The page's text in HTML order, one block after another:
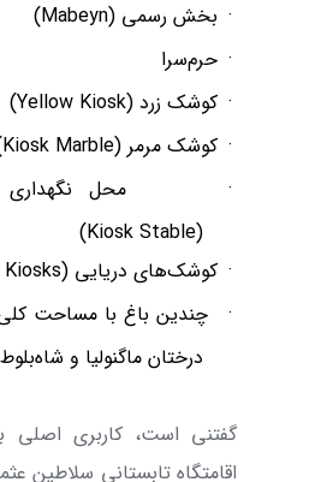
· بخش رسمی (Mabeyn
)
· حرم‌سرا
· کوشک زرد (Yellow Kiosk
)
· کوشک مرمر (Marble
Kiosk
·
محل
(
Stable
Kiosk
)
· کوشک‌های دریایی (
·
درختان ماگنولیا و
گفتنی است، کاربری اصلی
اقامتگاه تابستانی سلاطین